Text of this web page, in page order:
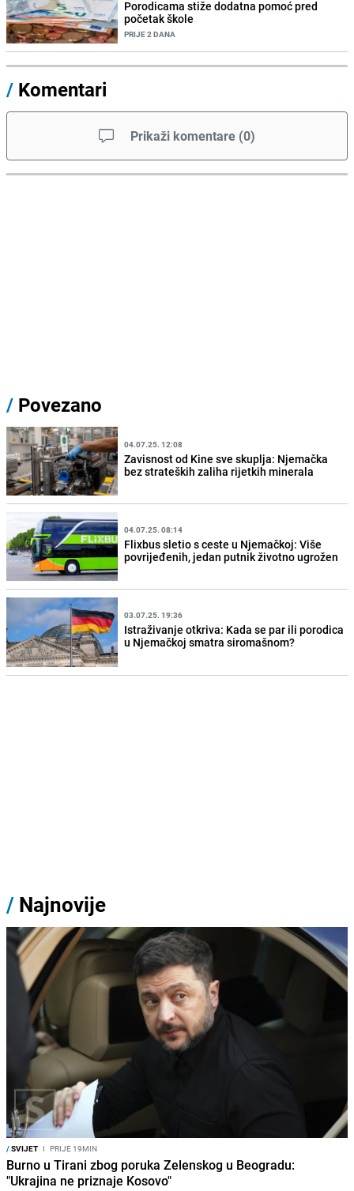
Porodicama stiže dodatna pomoć pred
početak škole
PRIJE 2 DANA
/ Komentari
Prikaži komentare (0)
/ Povezano
04.07.25. 12:08
Zavisnost od Kine sve skuplja: Njemačka
bez strateških zaliha rijetkih minerala
04.07.25. 08:14
Flixbus sletio s ceste u Njemačkoj: Više
povrijeđenih, jedan putnik životno ugrožen
03.07.25. 19:36
Istraživanje otkriva: Kada se par ili porodica
u Njemačkoj smatra siromašnom?
/ Najnovije
/SVIJET I PRIJE 19MIN
Burno u Tirani zbog poruka Zelenskog u Beogradu:
"Ukrajina ne priznaje Kosovo"